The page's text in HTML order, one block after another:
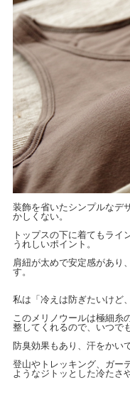
装飾を省いたシンプルなデ
かしくない。
トップスの下に着てもライ
うれしいポイント。
肩紐が太めで安定感があり
す。
私は「冷えは防ぎたいけど
このメリノウールは極細糸
整してくれるので、いつで
防臭効果もあり、汗をかい
登山やトレッキング、ガー
ようなジトッとした冷たさ